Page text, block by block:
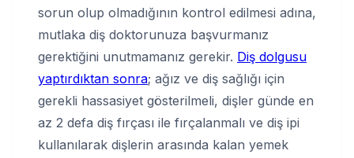
sorun olup olmadığının kontrol edilmesi adına,
mutlaka diş doktorunuza başvurmanız
gerektiğini unutmamanız gerekir. Diş dolgusu
yaptırdıktan sonra; ağız ve diş sağlığı için
gerekli hassasiyet gösterilmeli, dişler günde en
az 2 defa diş fırçası ile fırçalanmalı ve diş ipi
kullanılarak dişlerin arasında kalan yemek